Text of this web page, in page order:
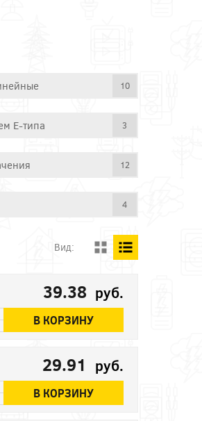
10
E-типа 3
12
4
Вид:
39.38 руб.
В КОРЗИНУ
29.91 руб.
В КОРЗИНУ